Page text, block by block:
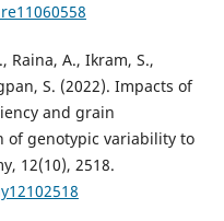
Raina, A., Ikram, S.,
S. (2022). Impacts of
and grain
of genotypic variability to
12(10), 2518.